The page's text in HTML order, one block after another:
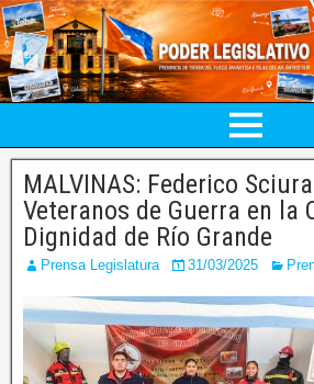
MALVINAS: Federico
Veteranos de Guerra en la
Dignidad de Río Grande
Prensa Legislatura 31/03/2025